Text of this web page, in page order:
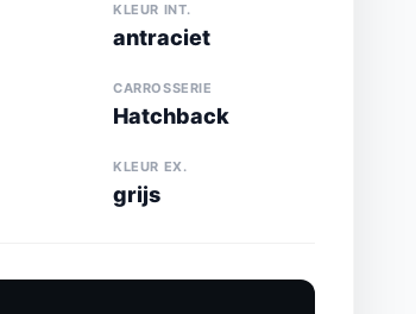
KLEUR INT.
antraciet
CARROSSERIE
Hatchback
KLEUR EX.
grijs